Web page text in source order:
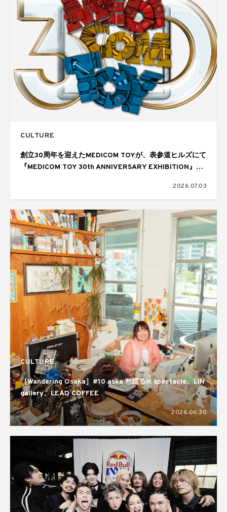
CULTURE
創立30周年を迎えたMEDICOM TOYが、表参道ヒルズにて
『MEDICOM TOY 30th ANNIVERSARY EXHIBITION』を
2026.07.03
CULTURE
［Wandering Osaka］#10 aska.と巡るπ spectacle、LIN
gallery、LEAD COFFEE
2026.06.30